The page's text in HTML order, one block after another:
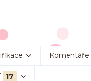
Komentáře
17